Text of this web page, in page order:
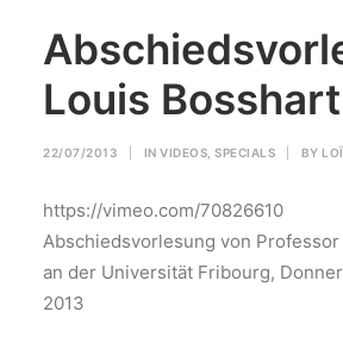
About Us
Videos
Contact Us
Sponsors
Search
Louis Bosshart
22/07/2013 IN VIDEOS SPECIALS BY
https://vimeo.com/70826610
Abschiedsvorlesung von
an der Universität Fribourg,
2013